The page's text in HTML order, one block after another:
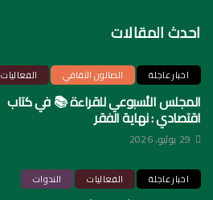
احدث المقالات
اخبار عاجلة الصالون الثقافي الفعاليات
المجلس الأسبوعي للقراءة 📚 في كتاب
اقتصادي : نهاية الفقر
29 يوليو، 2026
اخبار عاجلة الفعاليات الندوات